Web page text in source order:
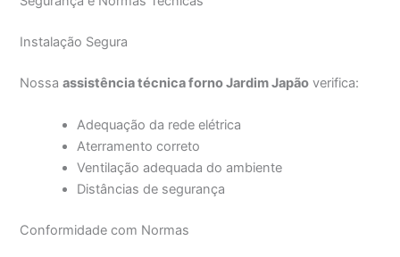
Instalação Segura
Nossaassistência técnica forno Jardim Japão verifica:
Adequação da rede elétrica
Aterramento correto
Ventilação adequada do ambiente
Distâncias de segurança
Conformidade com Normas